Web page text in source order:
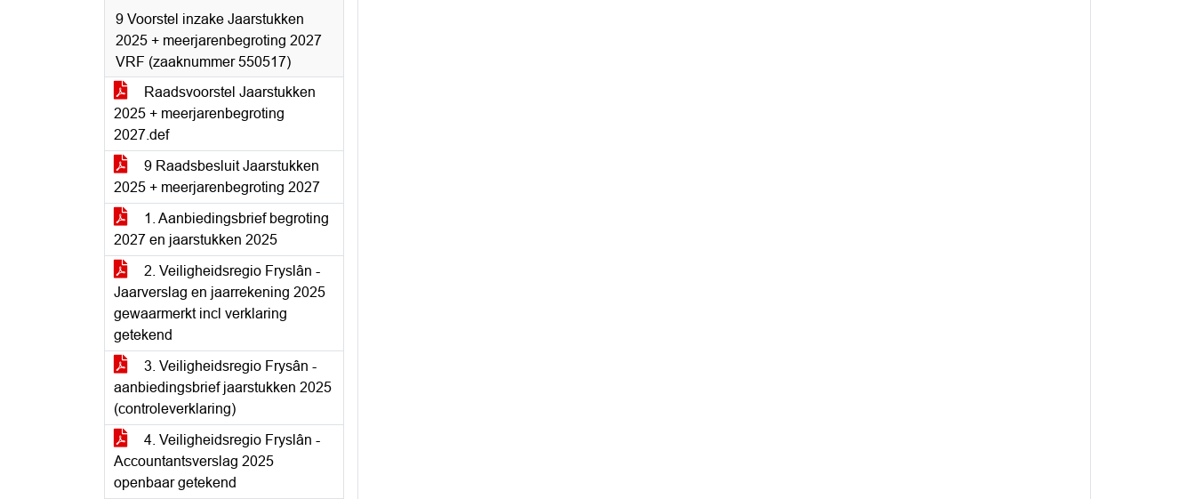
9 Voorstel inzake Jaarstukken
2025 + meerjarenbegroting 2027
VRF (zaaknummer 550517)
Raadsvoorstel Jaarstukken
2025 + meerjarenbegroting
2027.def
9 Raadsbesluit Jaarstukken
2025 + meerjarenbegroting 2027
1. Aanbiedingsbrief begroting
2027 en jaarstukken 2025
2. Veiligheidsregio Fryslân -
Jaarverslag en jaarrekening 2025
gewaarmerkt incl verklaring
getekend
3. Veiligheidsregio Frysân -
aanbiedingsbrief jaarstukken 2025
(controleverklaring)
4. Veiligheidsregio Fryslân -
Accountantsverslag 2025
openbaar getekend